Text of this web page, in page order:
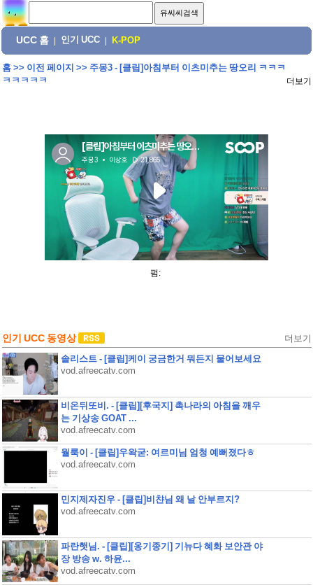
UCC 홈 인기 UCC K-POP
홈>> 이전 페이지 >> 주몽3 - [클립]아침부터 이츠미추는 땅오리 ㅋㅋㅋ
ㅋㅋㅋㅋㅋ
더보기
펌:
인기 UCC 동영상 더보기
솔리스트 - [클립]케이 궁금한거 뭐든지 물어보세요
vod.afreecatv.com
비온뒤또비. - [클립][후국지] 촉나라의 아침을 깨우
는 기상송 GOAT ...
vod.afreecatv.com
월룩이 - [클립]우왁굳: 여르미님 엄청 예뻐졌다ㅎ
vod.afreecatv.com
민지제자진우 - [클립]비챤님 왜 날 안부르지?
vod.afreecatv.com
파란햇님. - [클립][옹기종기] 기뉴다 혜화 보안관 야
장 방송 w. 하윤...
vod.afreecatv.com